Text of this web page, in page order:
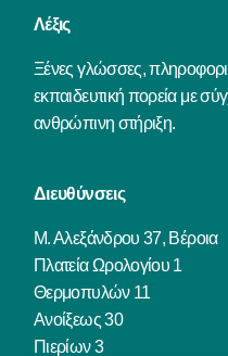
Λέξις
Ξένες γλώσσες,
εκπαιδευτική πορεία με
ανθρώπινη στήριξη.
Διευθύνσεις
Μ. Αλεξάνδρου 37, Βέροια
Πλατεία Ωρολογίου 1
Θερμοπυλών 11
Ανοίξεως 30
Πιερίων 3